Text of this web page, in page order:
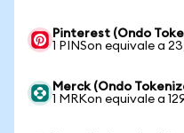
Pinterest (Ondo
1 PINSon equivale a
Merck (Ondo
1 MRKon equivale a